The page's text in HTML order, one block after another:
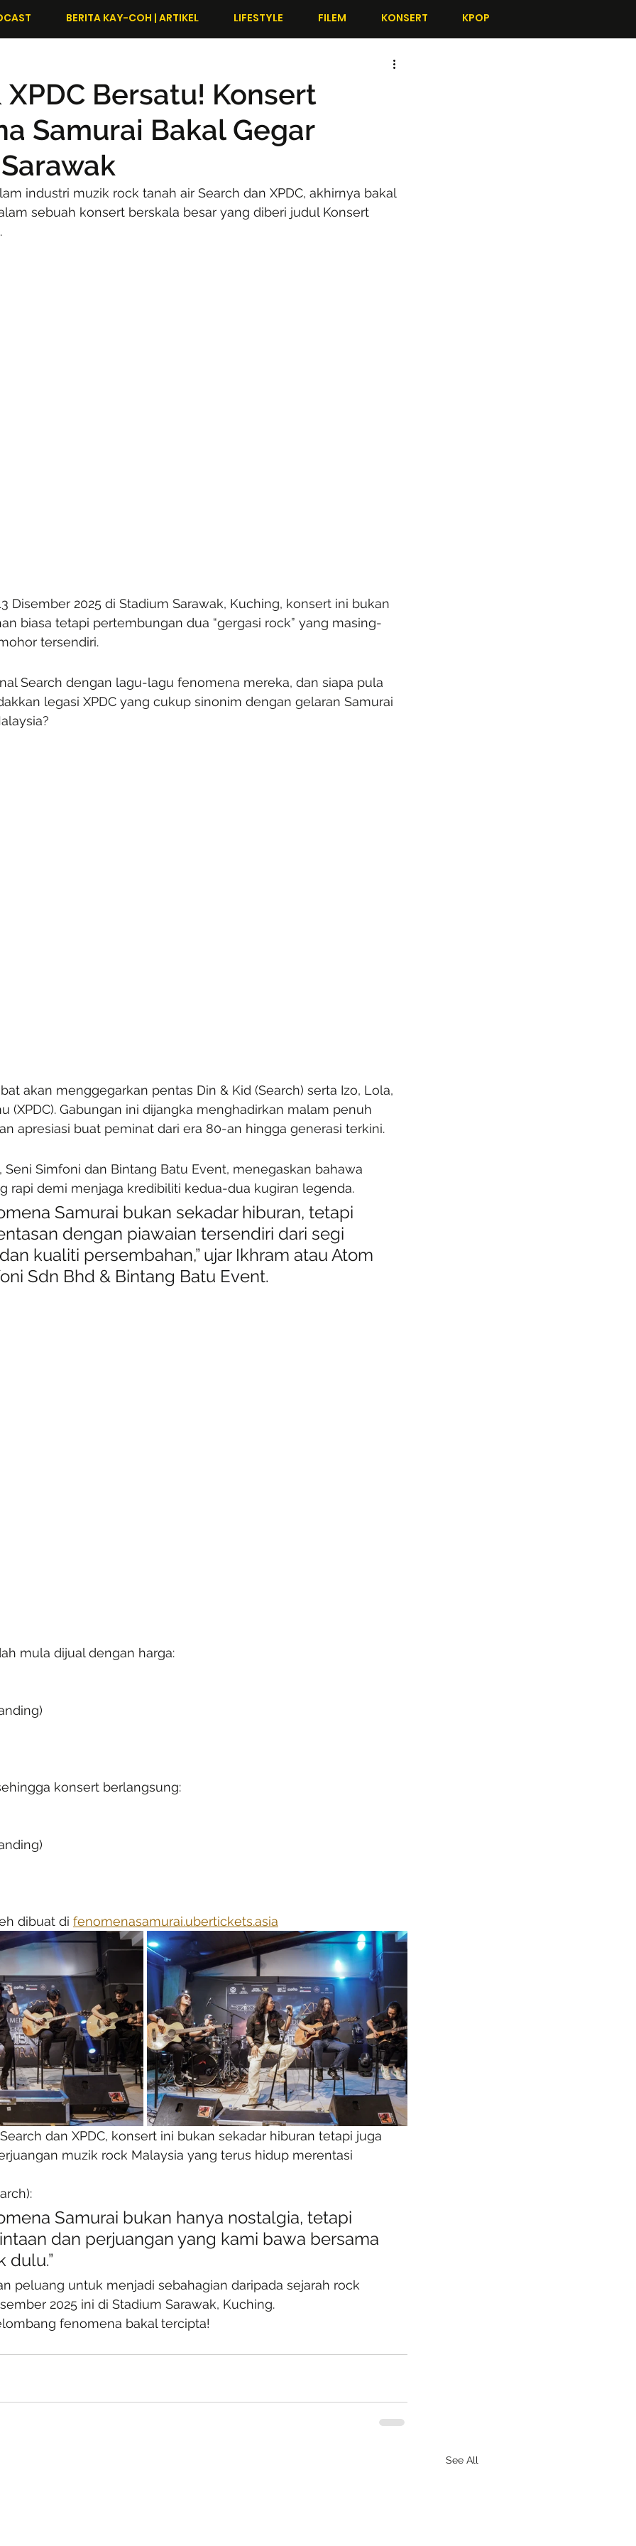
BERITA KAY-COH | ARTIKEL LIFESTYLE FILEM KONSERT KPOP
XPDC Bersatu! Konsert
Samurai Bakal Gegar
industri muzik rock tanah air Search dan XPDC, akhirnya bakal
sebuah konsert berskala besar yang diberi judul Konsert
Disember 2025 di Stadium Sarawak, Kuching, konsert ini bukan
biasa tetapi pertembungan dua “gergasi rock” yang masing-
tersendiri.
Search dengan lagu-lagu fenomena mereka, dan siapa pula
legasi XPDC yang cukup sinonim dengan gelaran Samurai
akan menggegarkan pentas Din & Kid (Search) serta Izo, Lola,
(XPDC). Gabungan ini dijangka menghadirkan malam penuh
apresiasi buat peminat dari era 80-an hingga generasi terkini.
Seni Simfoni dan Bintang Batu Event, menegaskan bahawa
rapi demi menjaga kredibiliti kedua-dua kugiran legenda.
Samurai bukan sekadar hiburan, tetapi
dengan piawaian tersendiri dari segi
kualiti persembahan,” ujar Ikhram atau Atom
Sdn Bhd & Bintang Batu Event.
mula dijual dengan harga:
konsert berlangsung:
dibuat di fenomenasamurai.ubertickets.asia
dan XPDC, konsert ini bukan sekadar hiburan tetapi juga
muzik rock Malaysia yang terus hidup merentasi
Samurai bukan hanya nostalgia, tetapi
dan perjuangan yang kami bawa bersama
dulu.”
peluang untuk menjadi sebahagian daripada sejarah rock
2025 ini di Stadium Sarawak, Kuching.
fenomena bakal tercipta!
See All